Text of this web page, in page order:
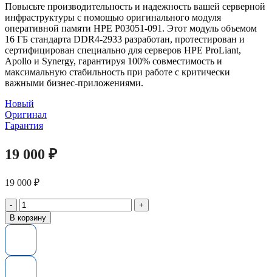
Повысьте производительность и надежность вашей серверной
инфраструктуры с помощью оригинального модуля
оперативной памяти HPE P03051-091. Этот модуль объемом
16 ГБ стандарта DDR4-2933 разработан, протестирован и
сертифицирован специально для серверов HPE ProLiant,
Apollo и Synergy, гарантируя 100% совместимость и
максимальную стабильность при работе с критически
важными бизнес-приложениями.
Новый
Оригинал
Гарантия
19 000 ₽
19 000 ₽
Количество
товара
Оперативная
P03051-
В корзину